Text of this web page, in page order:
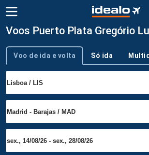
Voos Puerto Plata Gregório
Tipo de viagem
Voo de ida e volta Só ida